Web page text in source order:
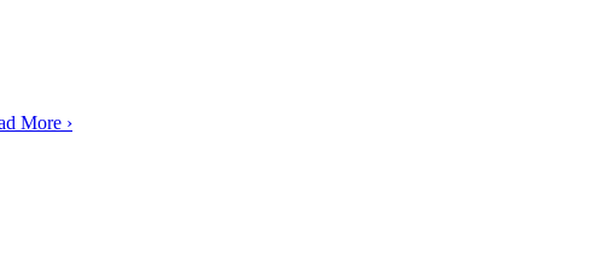
More ›